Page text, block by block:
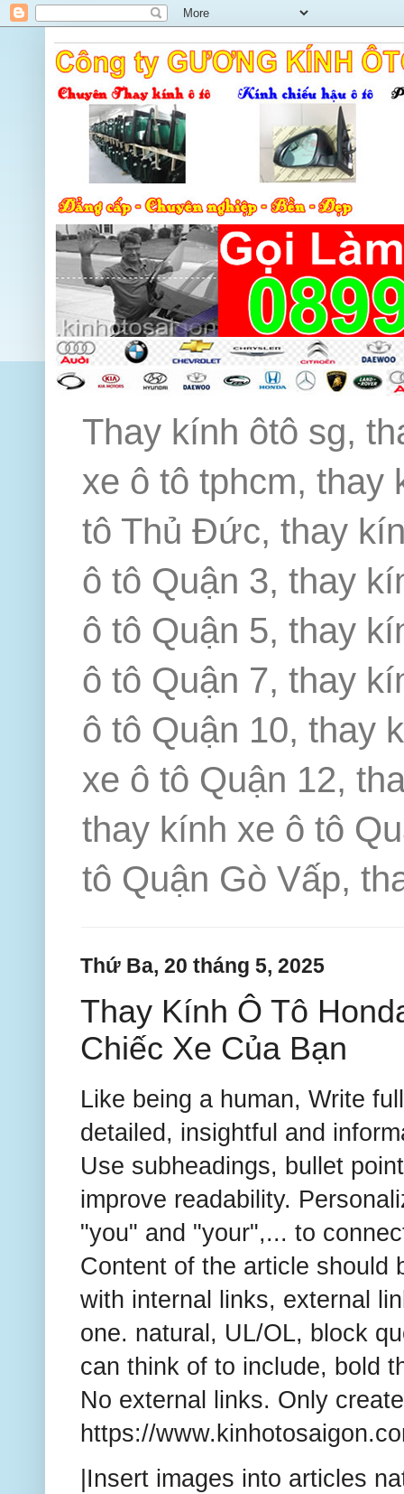
Thay kính ôtô sg,
xe ô tô tphcm, thay
tô Thủ Đức, thay
ô tô Quận 3, thay
ô tô Quận 5, thay
ô tô Quận 7, thay
ô tô Quận 10, thay
xe ô tô Quận 12,
thay kính xe ô tô
tô Quận Gò Vấp,
Thứ Ba, 20 tháng 5, 2025
Thay Kính Ô Tô
Chiếc Xe Của Bạn
Like being a human, Write
detailed, insightful and
Use subheadings, bullet
improve readability.
"you" and "your",... to
Content of the article should
with internal links, external
one. natural, UL/OL, block
can think of to include, bold
No external links. Only
https://
|Insert images into articles